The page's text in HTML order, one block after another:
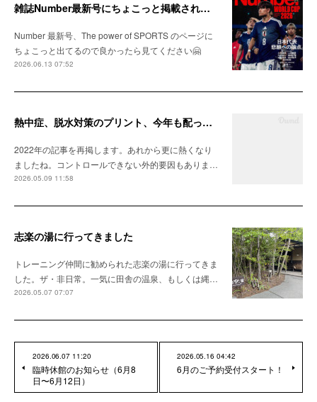
雑誌Number最新号にちょこっと掲載されました
Number 最新号、The power of SPORTS のページに
ちょこっと出てるので良かったら見てください🤗
2026.06.13 07:52
熱中症、脱水対策のプリント、今年も配ってます
2022年の記事を再掲します。あれから更に熱くなり
ましたね。コントロールできない外的要因もありま…
2026.05.09 11:58
志楽の湯に行ってきました
トレーニング仲間に勧められた志楽の湯に行ってきま
した。ザ・非日常。一気に田舎の温泉、もしくは縄…
2026.05.07 07:07
2026.06.07 11:20
臨時休館のお知らせ（6月8
日〜6月12日）
2026.05.16 04:42
6月のご予約受付スタート！